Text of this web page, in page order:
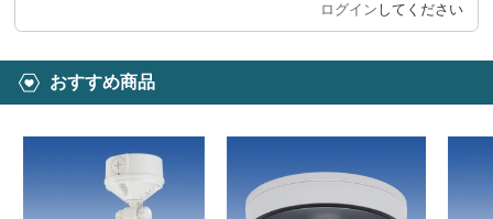
ログイン してください
おすすめ商品